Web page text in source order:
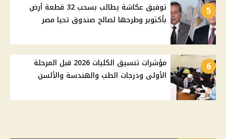
5
توفيق عكاشة يطالب بسحب 32 قطعة أرض
بأكتوبر وطرحها لصالح صندوق تحيا مصر
6
مؤشرات تنسيق الكليات 2026 قبل المرحلة
الأولى ودرجات الطب والهندسة والألسن